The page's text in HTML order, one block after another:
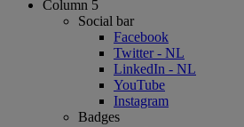
Column 5
Social bar
Facebook
Twitter - NL
LinkedIn - NL
YouTube
Instagram
Badges